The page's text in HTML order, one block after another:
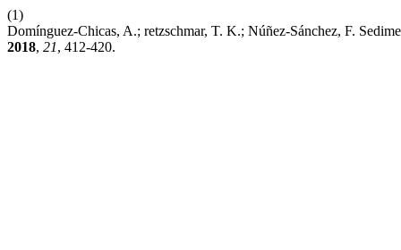
(1)
Domínguez-Chicas, A.; retzschmar, T. K.; Núñez-Sánchez, F.
2018, 21, 412-420.